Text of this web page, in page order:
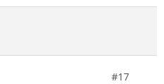
#17